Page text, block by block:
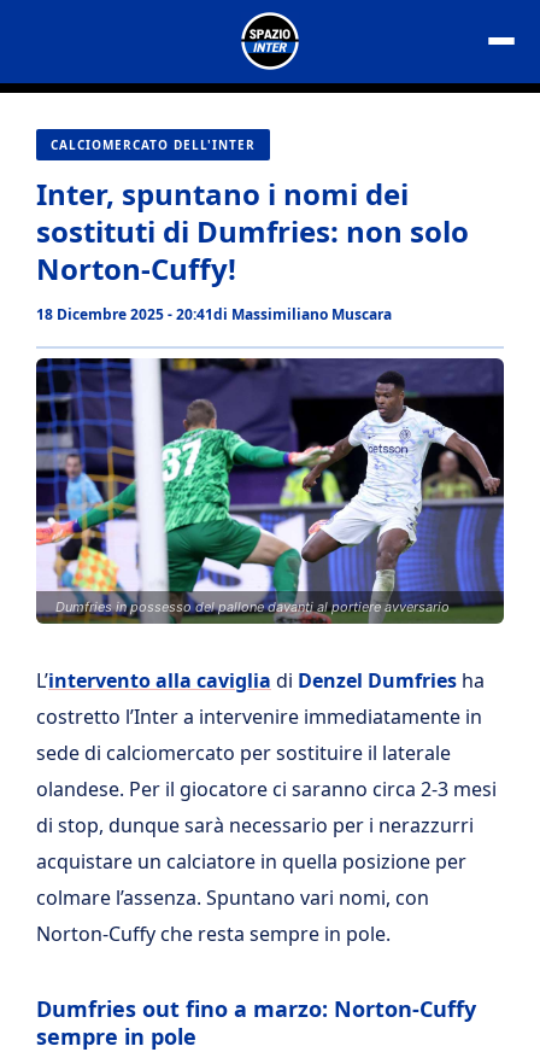
contenuto
CALCIOMERCATO DELL'INTER
Inter, spuntano i nomi dei
sostituti di Dumfries: non solo
Norton-Cuffy!
18 Dicembre 2025 - 20:41di Massimiliano Muscara
Dumfries in possesso del pallone davanti al portiere avversario
L’intervento alla caviglia di Denzel Dumfries ha
costretto l’Inter a intervenire immediatamente in
sede di calciomercato per sostituire il laterale
olandese. Per il giocatore ci saranno circa 2-3 mesi
di stop, dunque sarà necessario per i nerazzurri
acquistare un calciatore in quella posizione per
colmare l’assenza. Spuntano vari nomi, con
Norton-Cuffy che resta sempre in pole.
Dumfries out fino a marzo: Norton-Cuffy
sempre in pole